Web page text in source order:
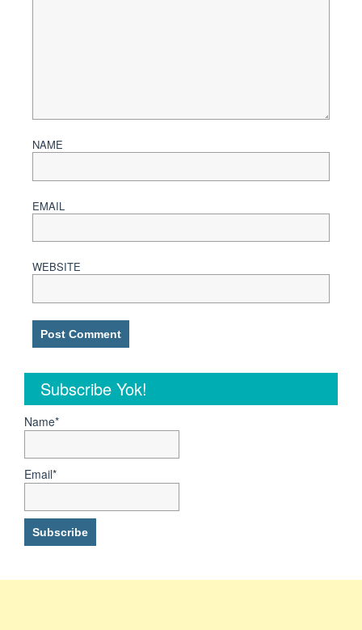
NAME
EMAIL
WEBSITE
Subscribe Yok!
Name*
Email*